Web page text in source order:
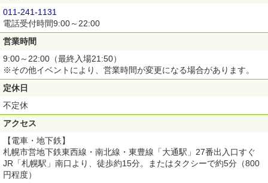
011-241-1131
電話受付時間9:00～22:00
営業時間
9:00～22:00（最終入場21:50）
※その他イベントにより、営業時間が変更になる場合があります。
定休日
不定休
アクセス
【電車・地下鉄】
札幌市営地下鉄東西線・南北線・東豊線「大通駅」27番出入口すぐ
JR「札幌駅」南口より、徒歩約15分。またはタクシーで約5分（800
円程度）